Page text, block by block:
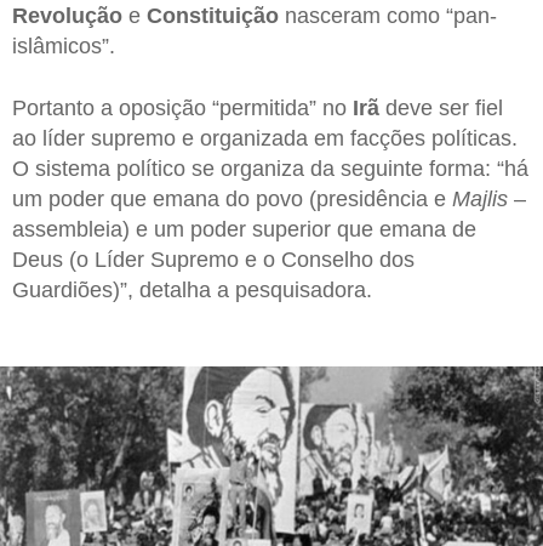
Revolução e Constituição nasceram como “pan-
islâmicos”.
Portanto a oposição “permitida” no Irã deve ser fiel
ao líder supremo e organizada em facções políticas.
O sistema político se organiza da seguinte forma: “há
um poder que emana do povo (presidência e Majlis –
assembleia) e um poder superior que emana de
Deus (o Líder Supremo e o Conselho dos
Guardiões)”, detalha a pesquisadora.